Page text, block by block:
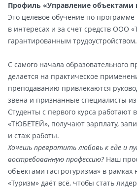
Профиль «Управление объектами
Это целевое обучение по
в интересах и за счет средств ООО
гарантированным трудоустройством.
С самого начала образовательного
делается на практическое
преподаванию привлекаются
звена и признанные специалисты
Студенты с первого курса работают
«ТЮБЕТЕЙ», получают зарплату,
и стаж работы.
Хочешь превратить любовь к еде и
востребованную профессию?Наш
объектами гастротуризма» в рамках
«Туризм» даёт всё, чтобы стать